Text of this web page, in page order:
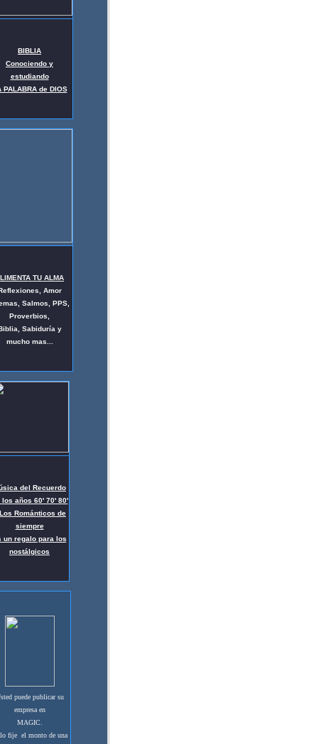
BIBLIA
Conociendo y
estudiando
PALABRA de DIOS
TU ALMA
Amor
Salmos, PPS,
Proverbios,
Sabiduría y
mucho mas..
del Recuerdo
los años 60' 70' 80'
Románticos de
siempre
un regalo para los
nostálgicos
puede publicar su
empresa en
MAGIC.
fije el monto de una